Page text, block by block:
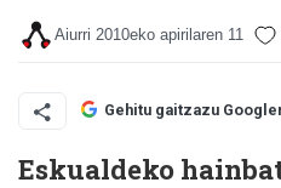
Aiurri 2010eko apirilaren 11
Gehitu gaitzazu
Eskualdeko